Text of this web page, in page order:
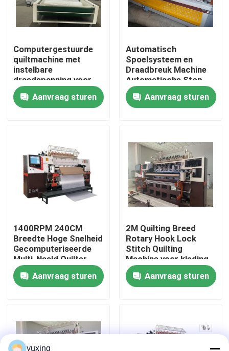
Thuis
Producten
VR-show
Over Ons
Kwaliteitscontrole
Neem contact met ons op
Gevallen
Computergestuurde
quiltmachine met
instelbare
draadspanning voor
consistente en
professionele
resultaten
Aanvraag sturen
Automatisch
Spoelsysteem en
Draadbreuk Machine
Automatische Stop
Computergestuurde
Quiltingmachine voor
Quilten
Aanvraag sturen
1400RPM 240CM
Breedte Hoge Snelheid
Gecomputeriseerde
Multi-Naald Quilter
met Roterende Haak​
Aanvraag sturen
2M Quilting Breed
Rotary Hook Lock
Stitch Quilting
Machine voor kleding
Aanvraag sturen
yuxing